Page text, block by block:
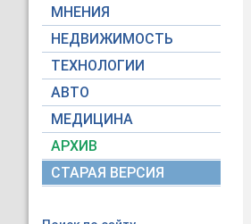
МНЕНИЯ
НЕДВИЖИМОСТЬ
ТЕХНОЛОГИИ
АВТО
МЕДИЦИНА
АРХИВ
СТАРАЯ ВЕРСИЯ